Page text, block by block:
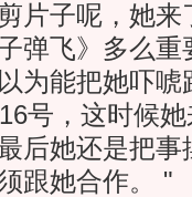
片子呢，她来
弹飞》多么重
为能把她吓唬
号，这时候
后她还是把事
跟她合作。 "